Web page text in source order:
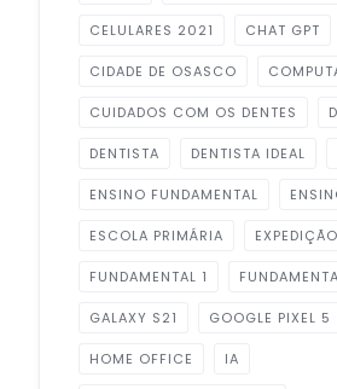
CELULARES 2021 CHAT GPT
CIDADE DE OSASCO
CUIDADOS COM OS DENTES
DENTISTA DENTISTA IDEAL
ENSINO FUNDAMENTAL
ESCOLA PRIMÁRIA
FUNDAMENTAL 1
GALAXY S21 GOOGLE PIXEL 5
HOME OFFICE IA